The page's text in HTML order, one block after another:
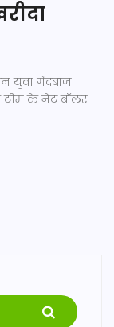
युवा गेंदबाज
टीम के नेट बॉलर